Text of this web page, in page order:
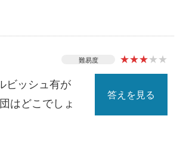
難易度 ★★★★★
ビッシュ有が
はどこでしょ
答えを見る